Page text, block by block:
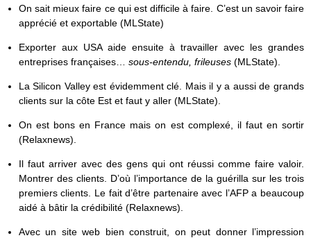
On sait mieux faire ce qui est difficile à faire. C’est un savoir faire
apprécié et exportable (MLState)
Exporter aux USA aide ensuite à travailler avec les grandes
entreprises françaises… sous-entendu, frileuses(MLState).
La Silicon Valley est évidemment clé. Mais il y a aussi de grands
clients sur la côte Est et faut y aller (MLState).
On est bons en France mais on est complexé, il faut en sortir
(Relaxnews).
Il faut arriver avec des gens qui ont réussi comme faire valoir.
Montrer des clients. D’où l’importance de la guérilla sur les trois
premiers clients. Le fait d’être partenaire avec l’AFP a beaucoup
aidé à bâtir la crédibilité (Relaxnews).
Avec un site web bien construit, on peut donner l’impression